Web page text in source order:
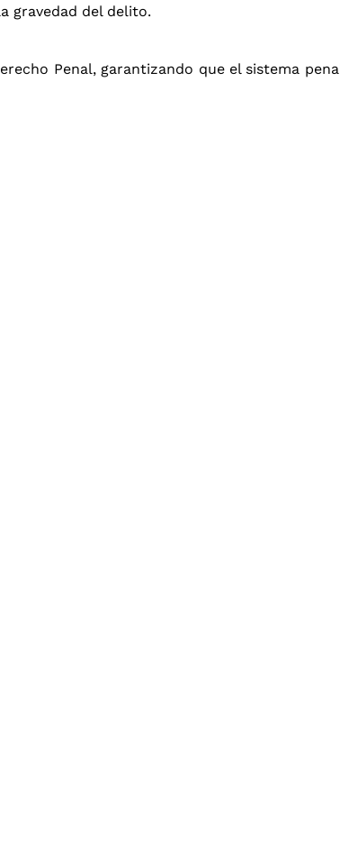
gravedad del delito.
Penal, garantizando que el sistema